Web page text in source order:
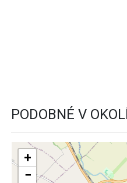
PODOBNÉ V
+
−